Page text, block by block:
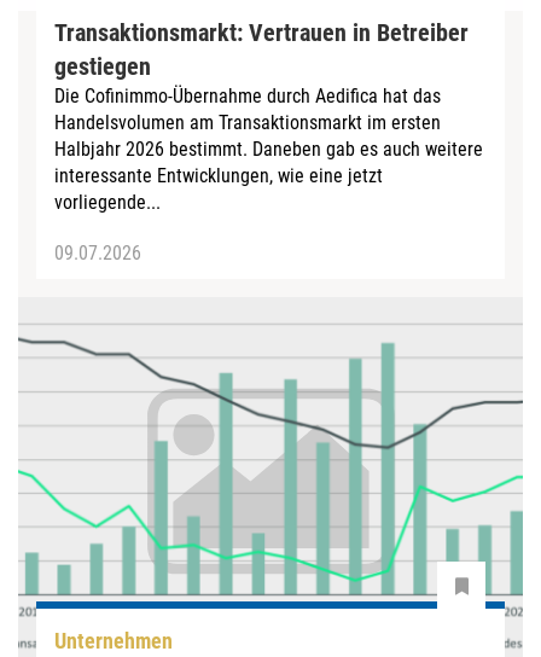
Transaktionsmarkt: Vertrauen in Betreiber
gestiegen
Die Cofinimmo-Übernahme durch Aedifica hat das
Handelsvolumen am Transaktionsmarkt im ersten
Halbjahr 2026 bestimmt. Daneben gab es auch weitere
interessante Entwicklungen, wie eine jetzt
vorliegende...
09.07.2026
Unternehmen